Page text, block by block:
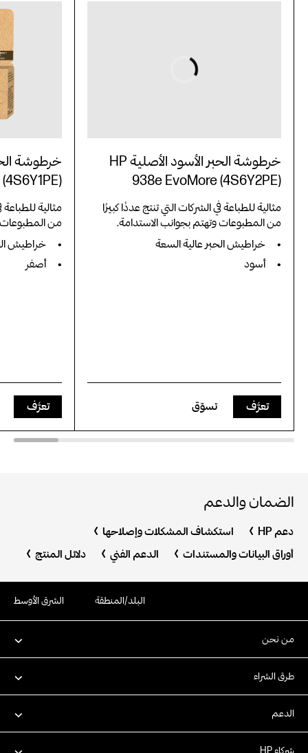
مثالية للطباعة
من المطبوعات
خراطيش
أصفر
تعرَّف
خرطوشة الحبر الأسود الأصلية HP
938e EvoMore (4S6Y2PE)
مثالية للطباعة في الشركات التي تنتج عددًا كبيرًا
من المطبوعات وتهتم بجوانب الاستدامة.
خراطيش الحبر عالية السعة
أسود
تعرَّف تسوّق
الضمان والدعم
دعم HP استكشاف المشكلات وإصلاحها
أوراق البيانات والمستندات الدعم الفني دلائل المنتج
البلد/المنطقة الشرق الأوسط
من نحن
طرق الشراء
الدعم
شركاء HP